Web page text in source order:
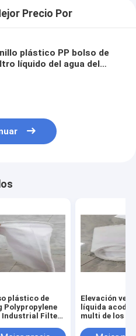
Precio Por
plástico PP bolso de
líquido del agua del
plástico de
Polypropylene
Industrial Filter
Elevación
líquida
multi de los
grueso y